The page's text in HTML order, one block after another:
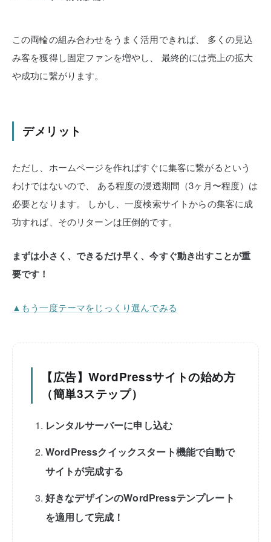
この両輪の組み合わせをうまく活用できれば、
多くの見込
み客を獲得し固定ファンを増やし、
最終的には売上の拡大
や成功に繋がります。
デメリット
ただし、ホームページを作ればすぐに集客に繋がるという
わけではないので、
ある程度の浸透期間（3ヶ月〜程度）は
必要となります。
しかし、一度検索サイトからの集客に成
功すれば、そのリターンは圧倒的です。
まずは小さく、できるだけ早く、今すぐ動き出すことが重
要です！
▲もう一度テーマをじっくり選んでみる
【広告】WordPressサイトの始め方
（簡単3ステップ）
レンタルサーバーに申し込む
WordPressクイックスタート機能で自動で
サイトが完成する
好きなデザインのWordPressテンプレート
を適用して完成！